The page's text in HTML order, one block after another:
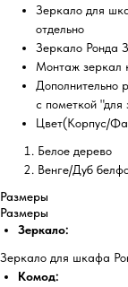
Зеркало для
отдельно
Зеркало
Монтаж зеркал
Дополнительно
с пометкой "для
Цвет(Корпус/
Белое дерево
Венге/Дуб
Размеры
Размеры
Зеркало:
Зеркало для шкафа
Комод: